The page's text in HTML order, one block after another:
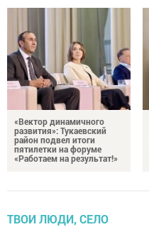
«Вектор динамичного
развития»: Тукаевский
район подвел итоги
пятилетки на форуме
«Работаем на результат!»
ТВОИ ЛЮДИ, СЕЛО